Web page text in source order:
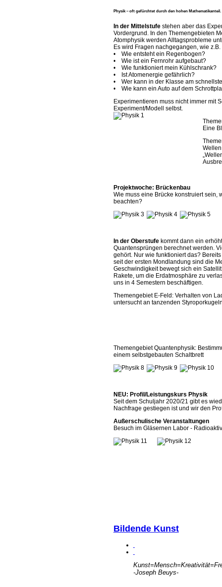
Physik – oft gefürchtet durch den hohen Mathematikanteil.
In der Mittelstufestehen aber das
Vordergrund. In den Themengebieten
Atomphysik werden Alltagsprobleme
Es wird Fragen nachgegangen, wie z.B.
• Wie entsteht ein Regenbogen?
• Wie ist ein Fernrohr aufgebaut?
• Wie funktioniert mein Kühlschrank?
• Ist Atomenergie gefährlich?
• Wer kann in der Klasse am
• Wie kann ein Auto auf dem
Experimentieren muss nicht immer mit
Experiment/Modell selbst.
Eine
Projektwoche: Brückenbau
Wie muss eine Brücke konstruiert sein,
beachten?
In der Oberstufekommt dann ein
Quantensprüngen berechnet werden.
gehört. Nur wie funktioniert das?
seit der ersten Mondlandung sind die
Geschwindigkeit bewegt sich ein
Rakete, um die Erdatmosphäre zu
uns in 4 Semestern beschäftigen.
Themengebiet E-Feld: Verhalten von
untersucht an tanzenden
Themengebiet Quantenphysik:
einem selbstgebauten Schaltbrett
NEU: Profil/Leistungskurs Physik
Seit dem Schuljahr 2020/21 gibt es
Nachfrage gestiegen ist und wir den
Außerschulische Veranstaltungen
Besuch im Gläsernen Labor -
Bildende Kunst
-Joseph Beuys-